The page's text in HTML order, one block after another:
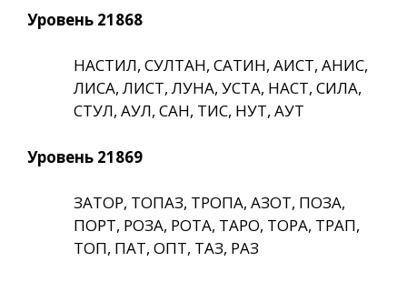
Уровень 21868
НАСТИЛ, СУЛТАН, САТИН, АИСТ, АНИС,
ЛИСА, ЛИСТ, ЛУНА, УСТА, НАСТ, СИЛА,
СТУЛ, АУЛ, САН, ТИС, НУТ, АУТ
Уровень 21869
ЗАТОР, ТОПАЗ, ТРОПА, АЗОТ, ПОЗА,
ПОРТ, РОЗА, РОТА, ТАРО, ТОРА, ТРАП,
ТОП, ПАТ, ОПТ, ТАЗ, РАЗ